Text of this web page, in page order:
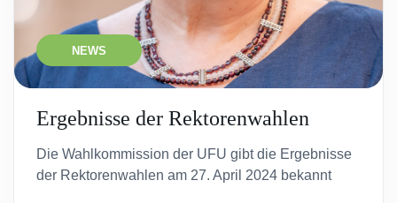
NEWS
Ergebnisse der Rektorenwahlen
Die Wahlkommission der UFU gibt die Ergebnisse
der Rektorenwahlen am 27. April 2024 bekannt